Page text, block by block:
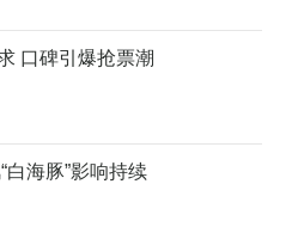
口碑引爆抢票潮
白海豚”影响持续